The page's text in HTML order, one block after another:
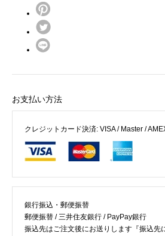
お支払い方法
クレジットカード決済: VISA / Master /
銀行振込・郵便振替
郵便振替 / 三井住友銀行 / PayPay銀行
振込先はご注文後にお送りします『振込先